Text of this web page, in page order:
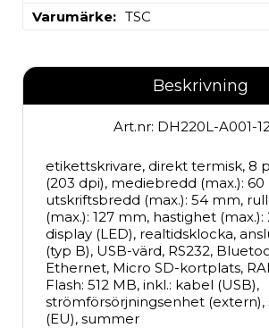
Varumärke
TSC
Beskrivning
Art.nr: DH220L-A001-
etikettskrivare, direkt termisk, 8
(203 dpi), mediebredd (max.):
utskriftsbredd (max.): 54 mm,
(max.): 127 mm, hastighet
display (LED), realtidsklocka,
(typ B), USB-värd, RS232,
Ethernet, Micro SD-kortplats,
Flash: 512 MB, inkl.: kabel (USB),
strömförsörjningsenhet
(EU), summer